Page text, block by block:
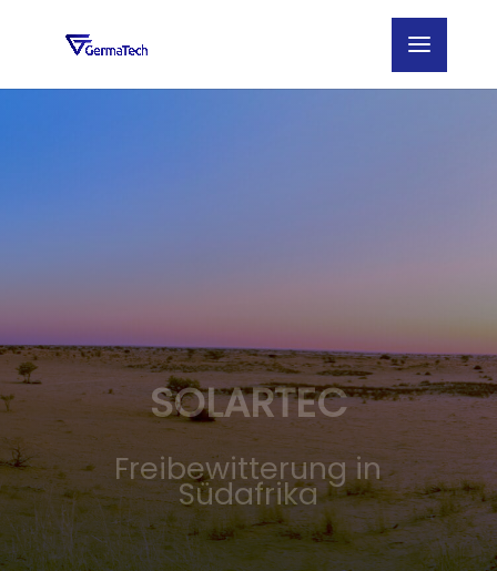
SOLARTEC
Freibewitterung in
Südafrika